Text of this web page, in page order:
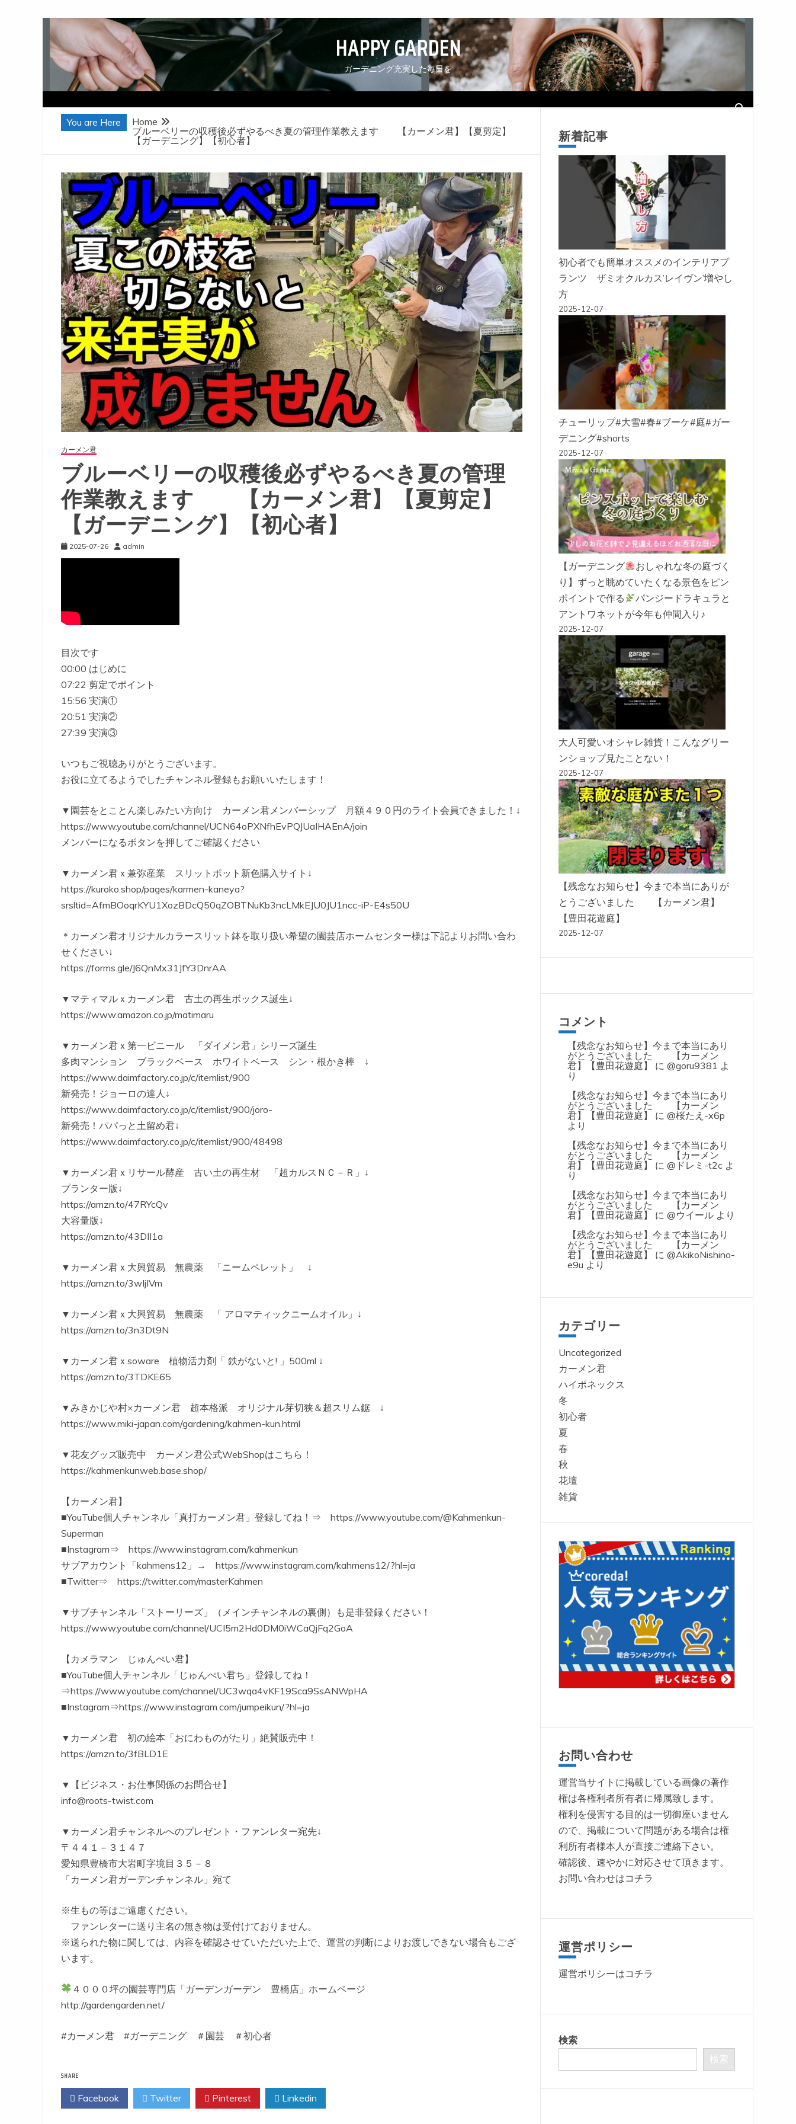
Skip
to
content
HAPPY GARDEN
ガーデニング充実した毎日を
You are Here
Home
ブルーベリーの収穫後必ずやるべき夏の管理作業教えます 【カーメン君】【夏剪定】
【ガーデニング】【初心者】
カーメン君
ブルーベリーの収穫後必ずやるべき夏の管理
作業教えます 【カーメン君】【夏剪定】
【ガーデニング】【初心者】
2025-07-26 admin
目次です
00:00 はじめに
07:22 剪定でポイント
15:56 実演①
20:51 実演②
27:39 実演③
いつもご視聴ありがとうございます。
お役に立てるようでしたチャンネル登録もお願いいたします！
▼園芸をとことん楽しみたい方向け カーメン君メンバーシップ 月額４９０円のライト会員できました！↓
https://www.youtube.com/channel/UCN64oPXNfhEvPQJUaIHAEnA/join
メンバーになるボタンを押してご確認ください
▼カーメン君ｘ兼弥産業 スリットポット新色購入サイト↓
https://kuroko.shop/pages/karmen-kaneya?
srsltid=AfmBOoqrKYU1XozBDcQ50qZOBTNuKb3ncLMkEJU0JU1ncc-iP-E4s50U
＊カーメン君オリジナルカラースリット鉢を取り扱い希望の園芸店ホームセンター様は下記よりお問い合わ
せください↓
https://forms.gle/J6QnMx31JfY3DnrAA
▼マティマルｘカーメン君 古土の再生ボックス誕生↓
https://www.amazon.co.jp/matimaru
▼カーメン君ｘ第一ビニール 「ダイメン君」シリーズ誕生
多肉マンション ブラックベース ホワイトベース シン・根かき棒 ↓
https://www.daimfactory.co.jp/c/itemlist/900
新発売！ジョーロの達人↓
https://www.daimfactory.co.jp/c/itemlist/900/joro-
新発売！パパっと土留め君↓
https://www.daimfactory.co.jp/c/itemlist/900/48498
▼カーメン君ｘリサール酵産 古い土の再生材 「超カルスＮＣ－Ｒ」↓
プランター版↓
https://amzn.to/47RYcQv
大容量版↓
https://amzn.to/43DII1a
▼カーメン君ｘ大興貿易 無農薬 「ニームペレット」 ↓
https://amzn.to/3wIjIVm
▼カーメン君ｘ大興貿易 無農薬 「 アロマティックニームオイル」↓
https://amzn.to/3n3Dt9N
▼カーメン君ｘsoware 植物活力剤「 鉄がないと! 」500ml ↓
https://amzn.to/3TDKE65
▼みきかじや村×カーメン君 超本格派 オリジナル芽切狭＆超スリム鋸 ↓
https://www.miki-japan.com/gardening/kahmen-kun.html
▼花友グッズ販売中 カーメン君公式WebShopはこちら！
https://kahmenkunweb.base.shop/
【カーメン君】
■YouTube個人チャンネル「真打カーメン君」登録してね！⇒ https://www.youtube.com/@Kahmenkun-
Superman
■Instagram⇒ https://www.instagram.com/kahmenkun
サブアカウント「kahmens12」→ https://www.instagram.com/kahmens12/?hl=ja
■Twitter⇒ https://twitter.com/masterKahmen
▼サブチャンネル「ストーリーズ」（メインチャンネルの裏側）も是非登録ください！
https://www.youtube.com/channel/UCI5m2Hd0DM0iWCaQjFq2GoA
【カメラマン じゅんぺい君】
■YouTube個人チャンネル「じゅんぺい君ち」登録してね！
⇒https://www.youtube.com/channel/UC3wqa4vKF19Sca9SsANWpHA
■Instagram⇒https://www.instagram.com/jumpeikun/?hl=ja
▼カーメン君 初の絵本「おにわものがたり」絶賛販売中！
https://amzn.to/3fBLD1E
▼【ビジネス・お仕事関係のお問合せ】
info@roots-twist.com
▼カーメン君チャンネルへのプレゼント・ファンレター宛先↓
〒４４１－３１４７
愛知県豊橋市大岩町字境目３５－８
「カーメン君ガーデンチャンネル」宛て
※生もの等はご遠慮ください。
ファンレターに送り主名の無き物は受付けておりません。
※送られた物に関しては、内容を確認させていただいた上で、運営の判断によりお渡しできない場合もござ
います。
４０００坪の園芸専門店「ガーデンガーデン 豊橋店」ホームページ
http://gardengarden.net/
#カーメン君 #ガーデニング ＃園芸 ＃初心者
SHARE
Facebook Twitter Pinterest Linkedin
新着記事
初心者でも簡単オススメのインテリアプ
ランツ ザミオクルカス’レイヴン’増やし
方
2025-12-07
チューリップ#大雪#春#ブーケ#庭#ガー
デニング#shorts
2025-12-07
【ガーデニング
おしゃれな冬の庭づく
り】ずっと眺めていたくなる景色をピン
ポイントで作る
パンジードラキュラと
アントワネットが今年も仲間入り♪
2025-12-07
大人可愛いオシャレ雑貨！こんなグリー
ンショップ見たことない！
2025-12-07
【残念なお知らせ】今まで本当にありが
とうございました 【カーメン君】
【豊田花遊庭】
2025-12-07
コメント
【残念なお知らせ】今まで本当にあり
がとうございました 【カーメン
君】【豊田花遊庭】
に @goru9381 よ
り
【残念なお知らせ】今まで本当にあり
がとうございました 【カーメン
君】【豊田花遊庭】
に @桜たえ-x6p
より
【残念なお知らせ】今まで本当にあり
がとうございました 【カーメン
君】【豊田花遊庭】
に @ドレミ-t2cよ
り
【残念なお知らせ】今まで本当にあり
がとうございました 【カーメン
君】【豊田花遊庭】
に @ウイールより
【残念なお知らせ】今まで本当にあり
がとうございました 【カーメン
君】【豊田花遊庭】
に @AkikoNishino-
e9u より
カテゴリー
Uncategorized
カーメン君
ハイポネックス
冬
初心者
夏
春
秋
花壇
雑貨
お問い合わせ
運営当サイトに掲載している画像の著作
権は各権利者所有者に帰属致します。
権利を侵害する目的は一切御座いません
ので、掲載について問題がある場合は権
利所有者様本人が直接ご連絡下さい。
確認後、速やかに対応させて頂きます。
お問い合わせはコチラ
運営ポリシー
運営ポリシーはコチラ
検索
検索